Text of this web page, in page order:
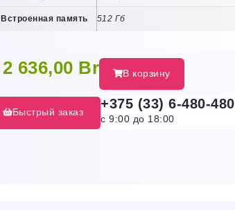
Встроенная память 512 Гб
2 636,00 Br В корзину
Быстрый заказ
+375 (33) 6-480-480
с 9:00 до 18:00